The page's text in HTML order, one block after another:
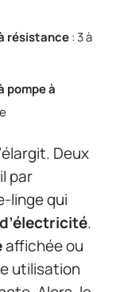
résistance: 3 à
pompe à
Deux
par
linge qui
.
affichée ou
utilisation